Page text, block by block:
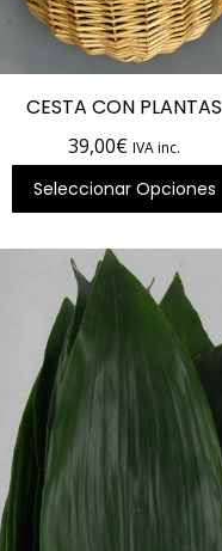
CESTA CON PLANTAS
39,00€ IVA inc.
Seleccionar Opciones